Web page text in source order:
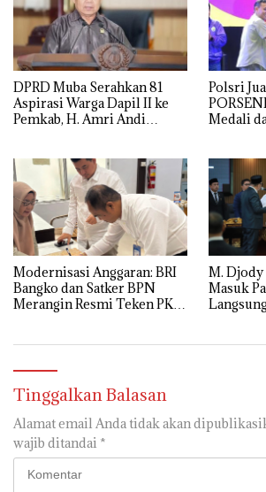
DPRD Muba Serahkan 81
Aspirasi Warga Dapil II ke
Pemkab, H. Amri Andi
Polsri
Medali
Modernisasi Anggaran: BRI
Bangko dan Satker BPN
Merangin Resmi Teken PKS
M. Djody
Masuk
Tinggalkan Balasan
Alamat email Anda tidak akan
wajib ditandai *